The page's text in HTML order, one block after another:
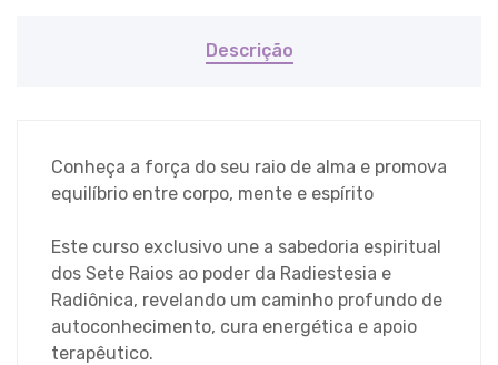
Descrição
Conheça a força do seu raio de alma e promova
equilíbrio entre corpo, mente e espírito
Este curso exclusivo une a sabedoria espiritual
dos Sete Raios ao poder da Radiestesia e
Radiônica, revelando um caminho profundo de
autoconhecimento, cura energética e apoio
terapêutico.